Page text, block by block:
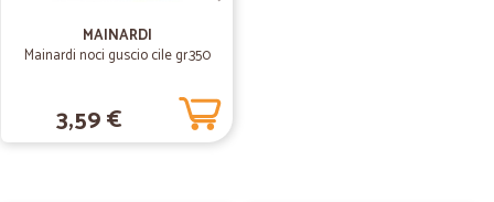
MAINARDI
Mainardi noci guscio cile gr.350
3,59 €